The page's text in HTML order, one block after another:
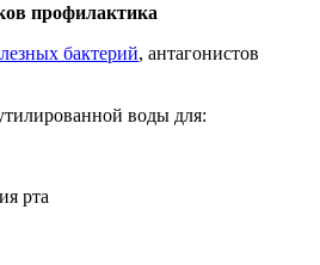
профилактика
бактерий, антагонистов
воды для:
рта